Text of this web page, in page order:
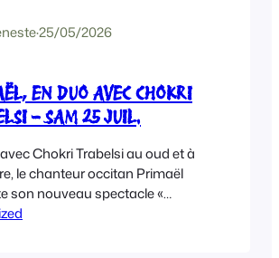
·25/05/2026
EN DUO AVEC CHOKRI
– SAM 25 JUIL.
Chokri Trabelsi au oud et à
le chanteur occitan Primaël
son nouveau spectacle «
la saudade occitane » lors